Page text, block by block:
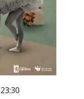
23:30